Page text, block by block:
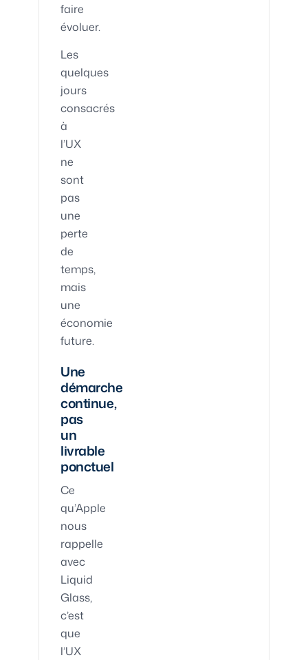
faire
évoluer.
Les
quelques
jours
consacrés
à
l’UX
ne
sont
pas
une
perte
de
temps,
mais
une
économie
future.
Une
démarche
continue,
pas
un
livrable
ponctuel
Ce
qu’Apple
nous
rappelle
avec
Liquid
Glass,
c’est
que
l’UX